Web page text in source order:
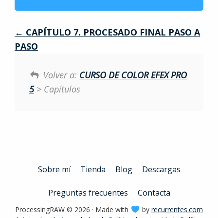
CAPÍTULO 7. PROCESADO FINAL PASO A
PASO
Volver a: CURSO DE COLOR EFEX PRO
5> Capítulos
Sobre mí Tienda Blog Descargas
Preguntas frecuentes Contacta
ProcessingRAW © 2026 · Made with by recurrentes.com